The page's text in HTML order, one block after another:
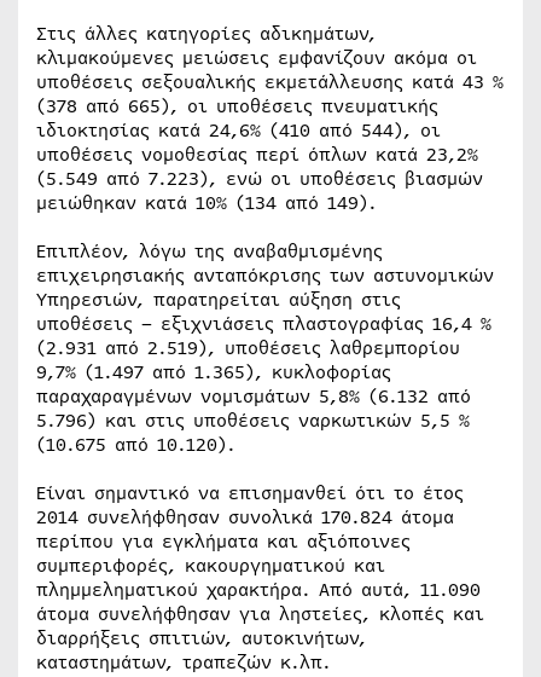
Στις άλλες κατηγορίες αδικημάτων,
κλιμακούμενες μειώσεις εμφανίζουν ακόμα οι
υποθέσεις σεξουαλικής εκμετάλλευσης κατά 43 %
(378 από 665), οι υποθέσεις πνευματικής
ιδιοκτησίας κατά 24,6% (410 από 544), οι
υποθέσεις νομοθεσίας περί όπλων κατά 23,2%
(5.549 από 7.223), ενώ οι υποθέσεις βιασμών
μειώθηκαν κατά 10% (134 από 149).
Επιπλέον, λόγω της αναβαθμισμένης
επιχειρησιακής ανταπόκρισης των αστυνομικών
Υπηρεσιών, παρατηρείται αύξηση στις
υποθέσεις – εξιχνιάσεις πλαστογραφίας 16,4 %
(2.931 από 2.519), υποθέσεις λαθρεμπορίου
9,7% (1.497 από 1.365), κυκλοφορίας
παραχαραγμένων νομισμάτων 5,8% (6.132 από
5.796) και στις υποθέσεις ναρκωτικών 5,5 %
(10.675 από 10.120).
Είναι σημαντικό να επισημανθεί ότι το έτος
2014 συνελήφθησαν συνολικά 170.824 άτομα
περίπου για εγκλήματα και αξιόποινες
συμπεριφορές, κακουργηματικού και
πλημμεληματικού χαρακτήρα. Από αυτά, 11.090
άτομα συνελήφθησαν για ληστείες, κλοπές και
διαρρήξεις σπιτιών, αυτοκινήτων,
καταστημάτων, τραπεζών κ.λπ.